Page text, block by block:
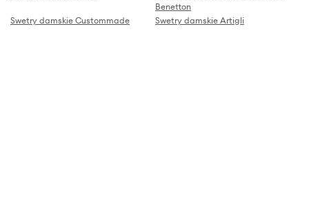
Benetton
Swetry damskie Custommade
Swetry damskie Artigli